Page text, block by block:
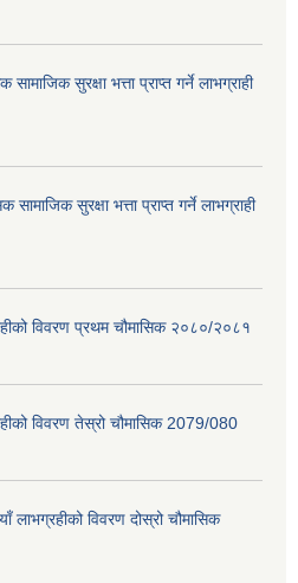
सुरक्षा भत्ता प्राप्त गर्ने लाभग्राही
सुरक्षा भत्ता प्राप्त गर्ने लाभग्राही
विवरण प्रथम चौमासिक २०८०/२०८१
विवरण तेस्रो चौमासिक 2079/080
लाभग्रहीको विवरण दोस्रो चौमासिक